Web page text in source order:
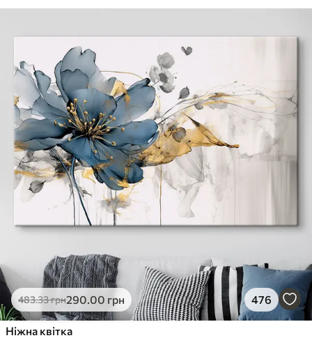
483.33грн290.00 грн 476
Ніжна квітка